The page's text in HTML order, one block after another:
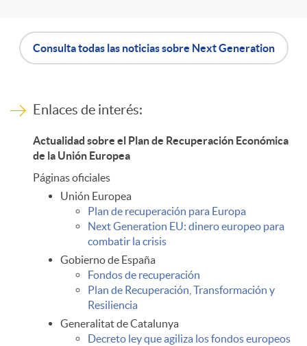
B
o
Consulta todas las noticias sobre Next Generation
E Enlaces de interés:
Actualidad sobre el Plan de Recuperación Económica
de la Unión Europea
Páginas oficiales
Unión Europea
Plan de recuperación para Europa
Next Generation EU: dinero europeo para
combatir la crisis
Gobierno de España
Fondos de recuperación
Plan de Recuperación, Transformación y
Resiliencia
Generalitat de Catalunya
Decreto ley que agiliza los fondos europeos